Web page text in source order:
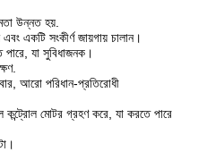
উন্নত হয়.
একটি সংকীর্ণ জায়গায় চালান।
পারে, যা সুবিধাজনক।
আরো পরিধান-প্রতিরোধী
কন্ট্রোল মোটর গ্রহণ করে, যা করতে পারে